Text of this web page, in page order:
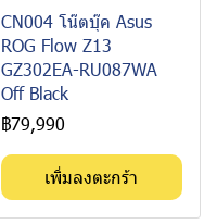
CN004 โน๊ตบุ๊ค Asus
ROG Flow Z13
GZ302EA-RU087WA
Off Black
฿79,990
เพิ่มลงตะกร้า